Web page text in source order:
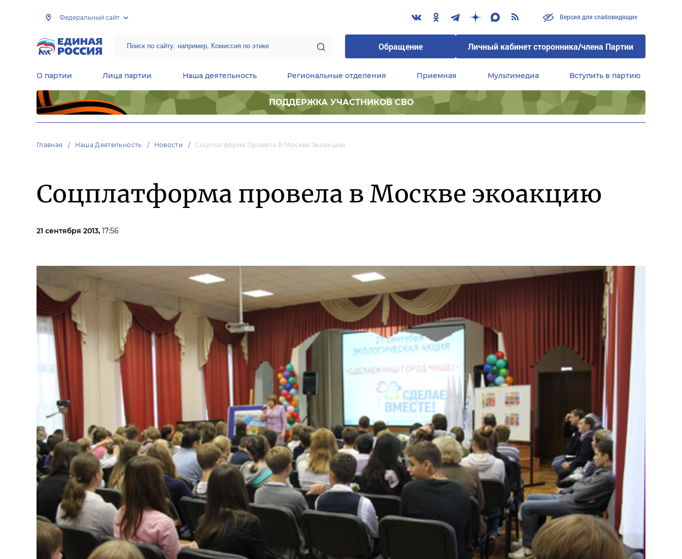
Федеральный сайт Версия для слабовидящих
Обращение Личный кабинет сторонника/члена Партии
О партии Лица партии Наша деятельность Региональные отделения Приемная Мультимедиа Вступить в партию
ПОДДЕРЖКА УЧАСТНИКОВ СВО
Главная Наша Деятельность Новости Соцплатформа Провела В Москве Экоакцию
Соцплатформа провела в Москве экоакцию
21 сентября 2013, 17:56